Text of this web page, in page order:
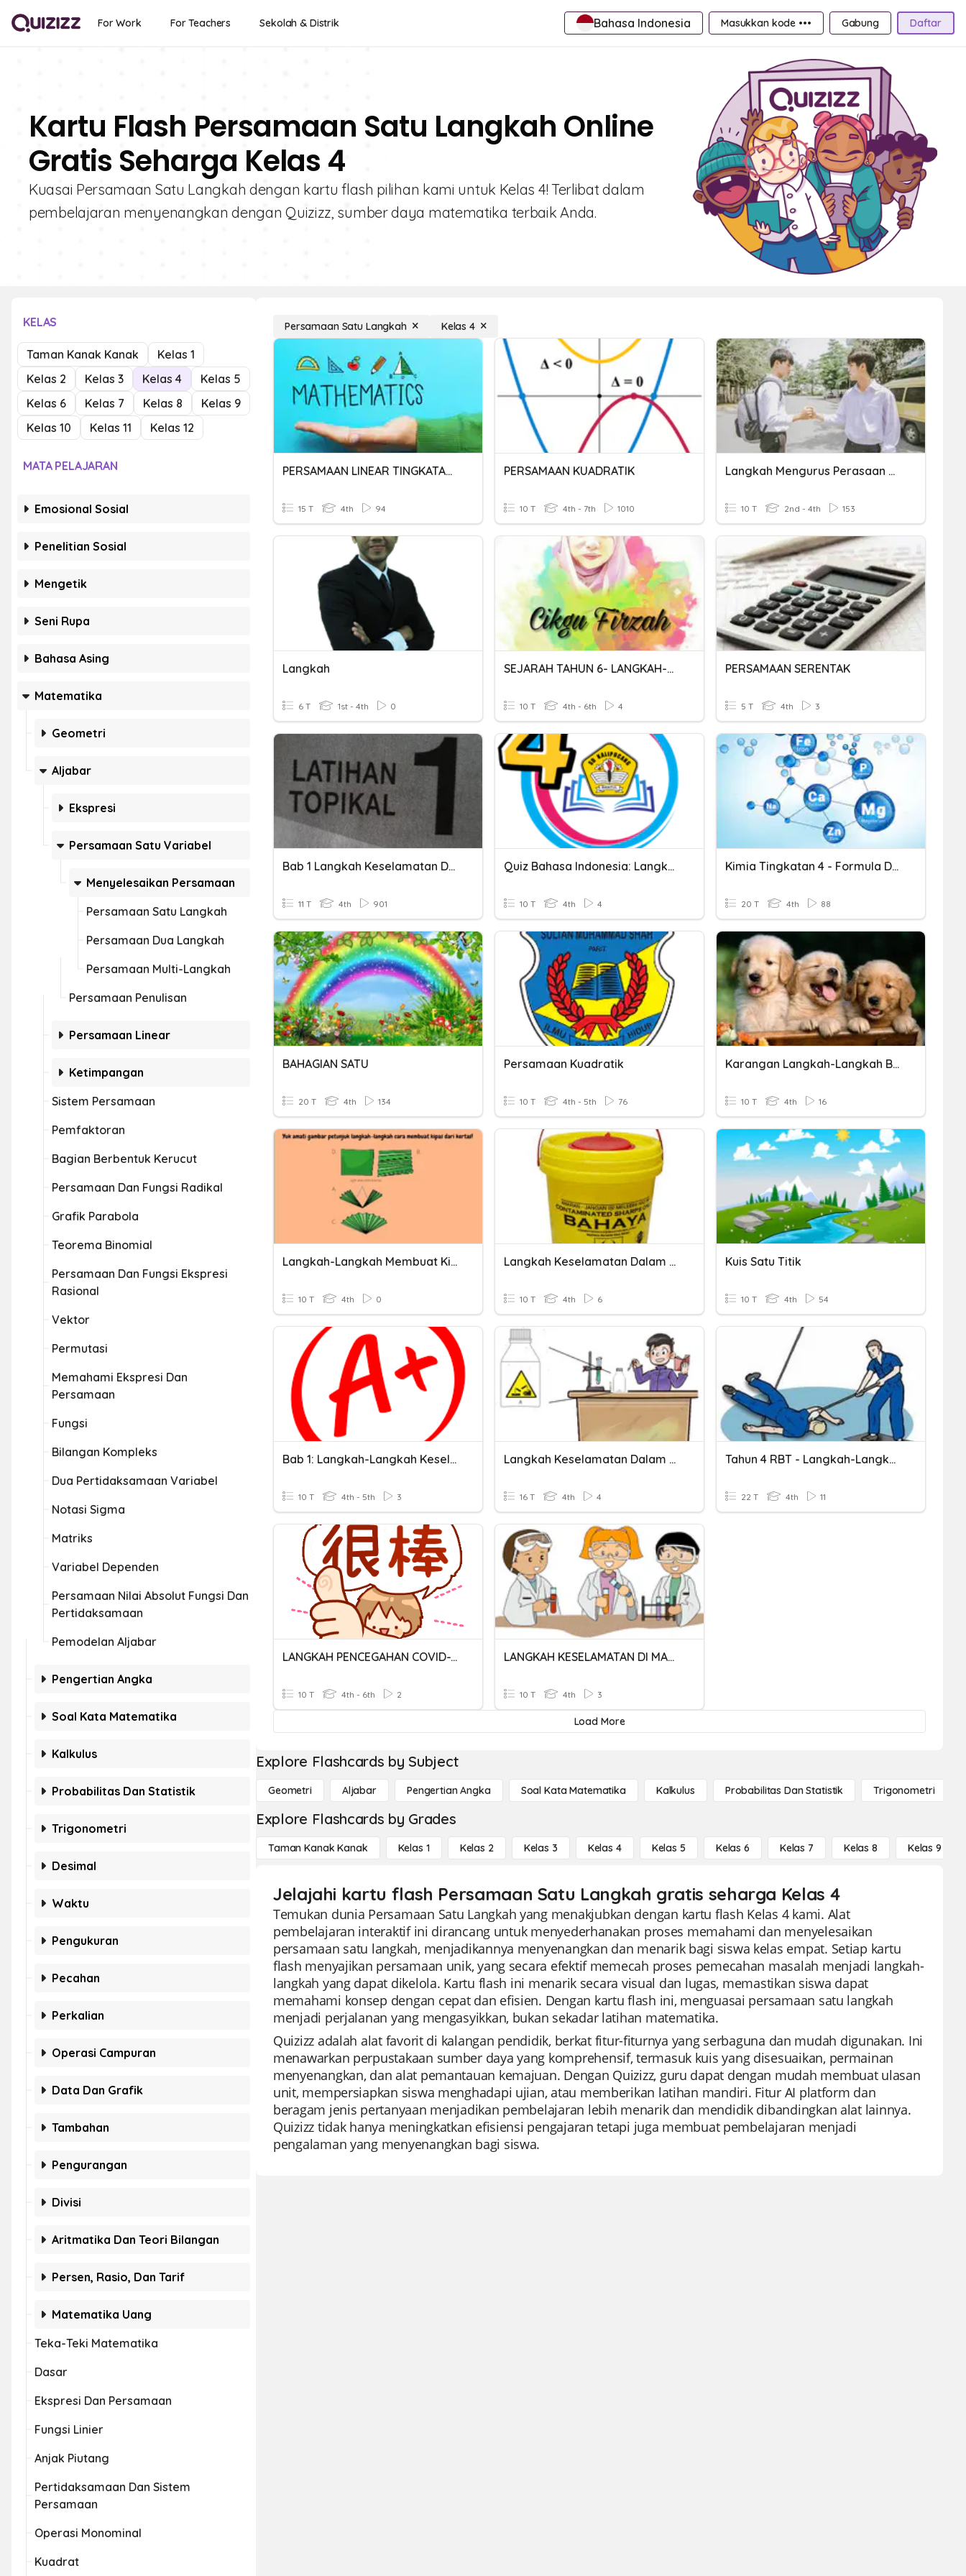
For Work For Teachers Sekolah & Distrik Bahasa Indonesia Masukkan kode ••• Gabung Daftar
Kartu Flash Persamaan Satu Langkah Online
Gratis Seharga Kelas 4
Kuasai Persamaan Satu Langkah dengan kartu flash pilihan kami untuk Kelas 4! Terlibat dalam
pembelajaran menyenangkan dengan Quizizz, sumber daya matematika terbaik Anda.
KELAS
Taman Kanak Kanak
Kelas 1
Kelas 2
Kelas 3 Kelas 4
Kelas 5
Kelas 6
Kelas 7 Kelas 8
Kelas 9
Kelas 10
Kelas 11 Kelas 12
MATA PELAJARAN
Emosional Sosial
Penelitian Sosial
Mengetik
Seni Rupa
Bahasa Asing
Matematika
Geometri
Aljabar
Ekspresi
Persamaan Satu Variabel
Menyelesaikan Persamaan
Persamaan Satu Langkah
Persamaan Dua Langkah
Persamaan Multi-Langkah
Persamaan Penulisan
Persamaan Linear
Ketimpangan
Sistem Persamaan
Pemfaktoran
Bagian Berbentuk Kerucut
Persamaan Dan Fungsi Radikal
Grafik Parabola
Teorema Binomial
Persamaan Dan Fungsi Ekspresi
Rasional
Vektor
Permutasi
Memahami Ekspresi Dan
Persamaan
Fungsi
Bilangan Kompleks
Dua Pertidaksamaan Variabel
Notasi Sigma
Matriks
Variabel Dependen
Persamaan Nilai Absolut Fungsi Dan
Pertidaksamaan
Pemodelan Aljabar
Pengertian Angka
Soal Kata Matematika
Kalkulus
Probabilitas Dan Statistik
Trigonometri
Desimal
Waktu
Pengukuran
Pecahan
Perkalian
Operasi Campuran
Data Dan Grafik
Tambahan
Pengurangan
Divisi
Aritmatika Dan Teori Bilangan
Persen, Rasio, Dan Tarif
Matematika Uang
Teka-Teki Matematika
Dasar
Ekspresi Dan Persamaan
Fungsi Linier
Anjak Piutang
Pertidaksamaan Dan Sistem
Persamaan
Operasi Monominal
Kuadrat
Persamaan Satu Langkah Kelas 4
PERSAMAAN LINEAR TINGKATAN 1
15 T 4th 94
PERSAMAAN KUADRATIK
10 T 4th - 7th 1010
Langkah Mengurus Perasaan Bimbang Dan Cemburu
10 T 2nd - 4th 153
Langkah
6 T 1st - 4th 0
SEJARAH TAHUN 6- LANGKAH-LANGKAH PEMBENTUKAN MALAYSIA
10 T 4th - 6th 4
PERSAMAAN SERENTAK
5 T 4th 3
Bab 1 Langkah Keselamatan Dalam Makmal
11 T 4th 901
Quiz Bahasa Indonesia: Langkah-Langkah Membuat Kue
10 T 4th 4
Kimia Tingkatan 4 - Formula Dan Persamaan Kimia
20 T 4th 88
BAHAGIAN SATU
20 T 4th 134
Persamaan Kuadratik
10 T 4th - 5th 76
Karangan Langkah-Langkah Berjimat Cermat 17/12/2020
10 T 4th 16
Langkah-Langkah Membuat Kipas& Perubahan Energi
10 T 4th 0
Langkah Keselamatan Dalam Makmal
10 T 4th 6
Kuis Satu Titik
10 T 4th 54
Bab 1: Langkah-Langkah Keselamatan Di Dalam Makmal
10 T 4th - 5th 3
Langkah Keselamatan Dalam Makmal
16 T 4th 4
Tahun 4 RBT - Langkah-Langkah Jika Berlaku Kemalangan
22 T 4th 11
LANGKAH PENCEGAHAN COVID-19
10 T 4th - 6th 2
LANGKAH KESELAMATAN DI MAKMAL
10 T 4th 3
Load More
Explore Flashcards by Subject
Geometri Aljabar Pengertian Angka Soal Kata Matematika Kalkulus Probabilitas Dan Statistik Trigonometri
Explore Flashcards by Grades
Taman Kanak Kanak Kelas 1 Kelas 2 Kelas 3 Kelas 4 Kelas 5 Kelas 6 Kelas 7 Kelas 8 Kelas 9
Jelajahi kartu flash Persamaan Satu Langkah gratis seharga Kelas 4
Temukan dunia Persamaan Satu Langkah yang menakjubkan dengan kartu flash Kelas 4 kami. Alat
pembelajaran interaktif ini dirancang untuk menyederhanakan proses memahami dan menyelesaikan
persamaan satu langkah, menjadikannya menyenangkan dan menarik bagi siswa kelas empat. Setiap kartu
flash menyajikan persamaan unik, yang secara efektif memecah proses pemecahan masalah menjadi langkah-
langkah yang dapat dikelola. Kartu flash ini menarik secara visual dan lugas, memastikan siswa dapat
memahami konsep dengan cepat dan efisien. Dengan kartu flash ini, menguasai persamaan satu langkah
menjadi perjalanan yang mengasyikkan, bukan sekadar latihan matematika.
Quizizz adalah alat favorit di kalangan pendidik, berkat fitur-fiturnya yang serbaguna dan mudah digunakan. Ini
menawarkan perpustakaan sumber daya yang komprehensif, termasuk kuis yang disesuaikan, permainan
menyenangkan, dan alat pemantauan kemajuan. Dengan Quizizz, guru dapat dengan mudah membuat ulasan
unit, mempersiapkan siswa menghadapi ujian, atau memberikan latihan mandiri. Fitur AI platform dan
beragam jenis pertanyaan menjadikan pembelajaran lebih menarik dan mendidik dibandingkan alat lainnya.
Quizizz tidak hanya meningkatkan efisiensi pengajaran tetapi juga membuat pembelajaran menjadi
pengalaman yang menyenangkan bagi siswa.